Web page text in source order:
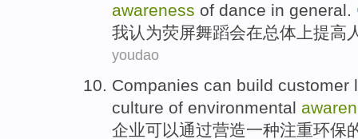
awareness of dance in general.
我认为荧屏舞蹈会在总体上提高
youdao
Companies can build customer
culture of environmental
企业可以通过营造一种注重环保